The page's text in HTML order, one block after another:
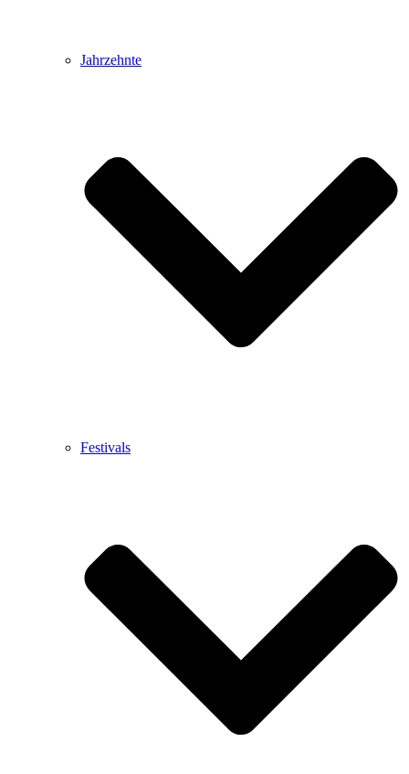
Jahrzehnte
Festivals